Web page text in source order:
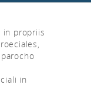
in propriis
in